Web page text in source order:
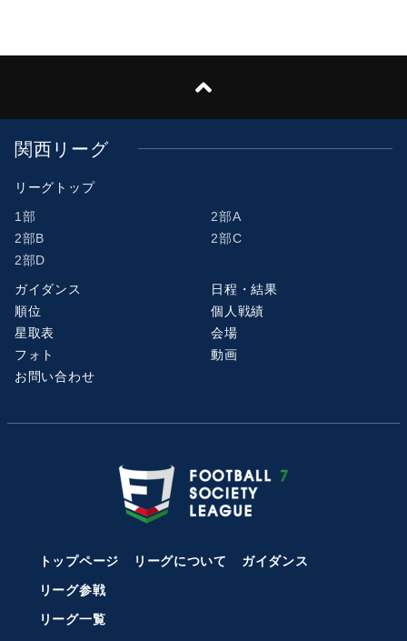
関西リーグ
リーグトップ
1部
2部A
2部B
2部C
2部D
ガイダンス
日程・結果
順位
個人戦績
星取表
会場
フォト
動画
お問い合わせ
トップページ リーグについて
ガイダンス
リーグ参戦
リーグ一覧